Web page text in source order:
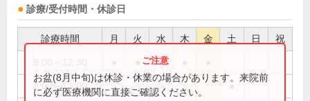
診療/受付時間・休診日
診療時間 月 火 水 木 金 土 日 祝
●
9:00～13:00 ●
お盆(8月中旬)は休診・休業の場合があります。来院前
に必ず医療機関に直接ご確認ください。